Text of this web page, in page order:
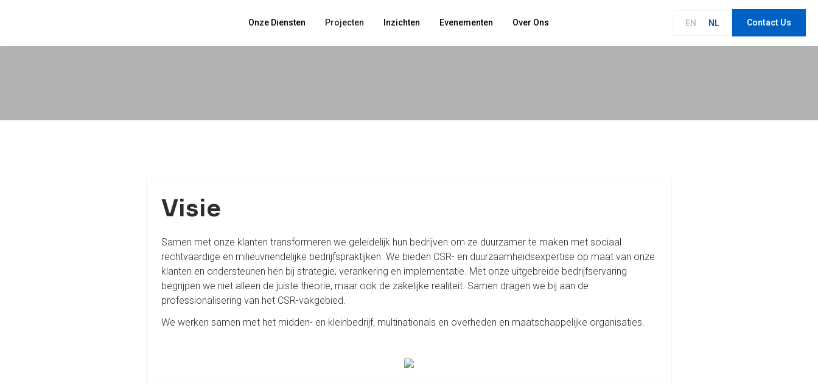
Onze Diensten Projecten Inzichten Evenementen Over Ons EN NL Contact Us
Visie
Samen met onze klanten transformeren we geleidelijk hun bedrijven om ze duurzamer te maken met sociaal
rechtvaardige en milieuvriendelijke bedrijfspraktijken. We bieden CSR- en duurzaamheidsexpertise op maat van onze
klanten en ondersteunen hen bij strategie, verankering en implementatie. Met onze uitgebreide bedrijfservaring
begrijpen we niet alleen de juiste theorie, maar ook de zakelijke realiteit. Samen dragen we bij aan de
professionalisering van het CSR-vakgebied.
We werken samen met het midden- en kleinbedrijf, multinationals en overheden en maatschappelijke organisaties.